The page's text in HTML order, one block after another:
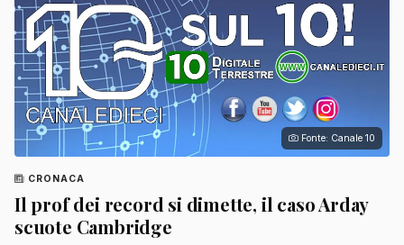
Fonte: Canale 10
CRONACA
Il prof dei record si dimette, il caso Arday
scuote Cambridge